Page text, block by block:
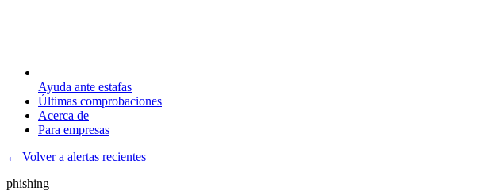
Ayuda ante estafas
Últimas comprobaciones
Acerca de
Para empresas
← Volver a alertas recientes
phishing